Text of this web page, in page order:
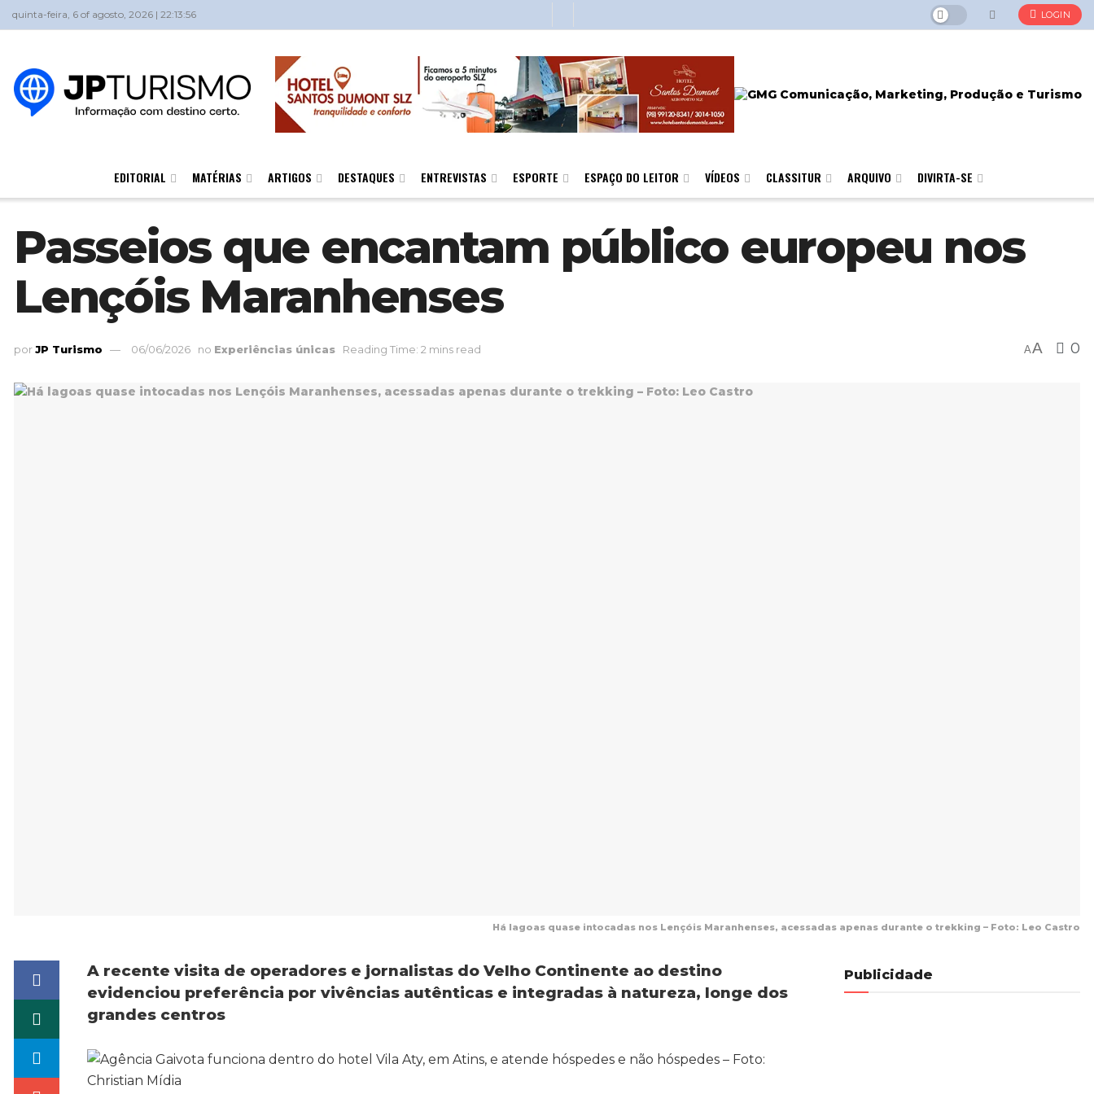
quinta-feira, 6 of agosto, 2026 | 22:13:56 LOGIN
EDITORIAL MATÉRIAS ARTIGOS DESTAQUES ENTREVISTAS ESPORTE ESPAÇO DO LEITOR VÍDEOS CLASSITUR ARQUIVO DIVIRTA-SE
Passeios que encantam público europeu nos
Lençóis Maranhenses
porJP Turismo 06/06/2026 no Experiências únicas Reading Time: 2 mins read AA 0
Há lagoas quase intocadas nos Lençóis Maranhenses, acessadas apenas durante o trekking – Foto: Leo Castro
A recente visita de operadores e jornalistas do Velho Continente ao destino
evidenciou preferência por vivências autênticas e integradas à natureza, longe dos
grandes centros
Publicidade